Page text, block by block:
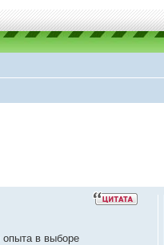
опыта в выборе